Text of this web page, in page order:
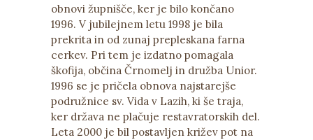
obnovi župnišče, ker je bilo končano
1996. V jubilejnem letu 1998 je bila
prekrita in od zunaj prepleskana farna
cerkev. Pri tem je izdatno pomagala
škofija, občina Črnomelj in družba Unior.
1996 se je pričela obnova najstarejše
podružnice sv. Vida v Lazih, ki še traja,
ker država ne plačuje restavratorskih del.
Leta 2000 je bil postavljen križev pot na